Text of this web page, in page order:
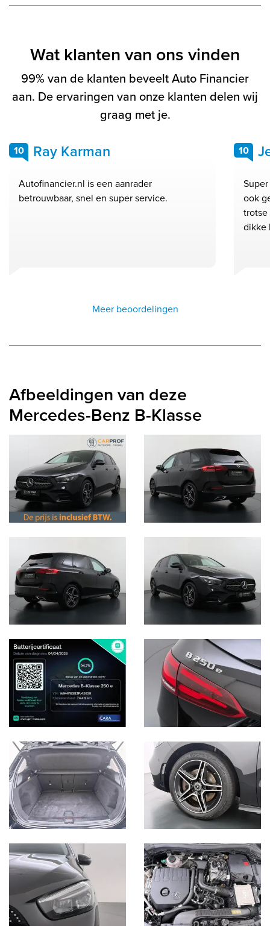
Wat klanten van ons vinden
99% van de klanten beveelt Auto Financier
aan. De ervaringen van onze klanten delen wij
graag met je.
10 Ray Karman
Autofinancier.nl is een aanrader
betrouwbaar, snel en super service.
10
ook
dikke
Meer beoordelingen
Afbeeldingen van deze
Mercedes-Benz B-Klasse